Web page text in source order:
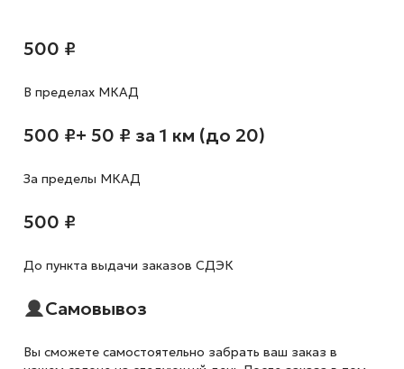
500 ₽
В пределах МКАД
500 ₽+ 50 ₽ за 1 км (до 20)
За пределы МКАД
500 ₽
До пункта выдачи заказов СДЭК
Самовывоз
Вы сможете самостоятельно забрать ваш заказ в